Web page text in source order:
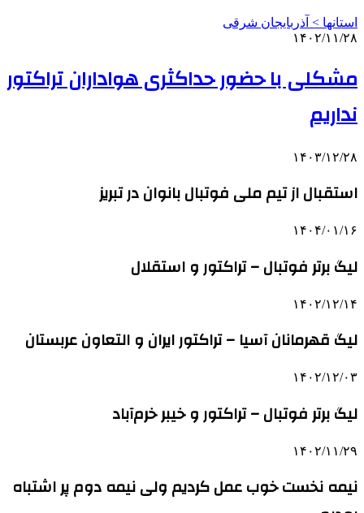
استانها > آذربایجان شرقی
۱۴۰۲/۱۱/۲۸
مشکلی با حضور حداکثری هواداران تراکتور
نداریم
۱۴۰۳/۱۲/۲۸
استقبال از تیم ملی فوتبال بانوان در تبریز
۱۴۰۴/۰۱/۱۶
لیگ برتر فوتبال – تراکتور و استقلال
۱۴۰۲/۱۲/۱۴
لیگ قهرمانان آسیا – تراکتور ایران و التعاون عربستان
۱۴۰۲/۱۲/۰۳
لیگ برتر فوتبال – تراکتور و خیبر خرم‌آباد
۱۴۰۲/۱۱/۲۹
نیمه نخست خوب عمل کردیم ولی نیمه دوم پر اشتباه